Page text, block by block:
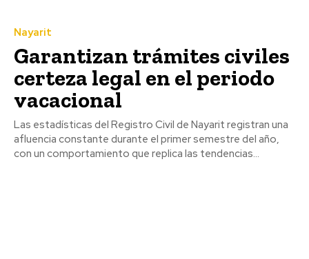
Nayarit
Garantizan trámites civiles
certeza legal en el periodo
vacacional
Las estadísticas del Registro Civil de Nayarit registran una
afluencia constante durante el primer semestre del año,
con un comportamiento que replica las tendencias...